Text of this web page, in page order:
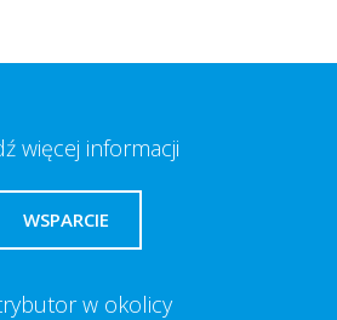
więcej informacji
WSPARCIE
w okolicy